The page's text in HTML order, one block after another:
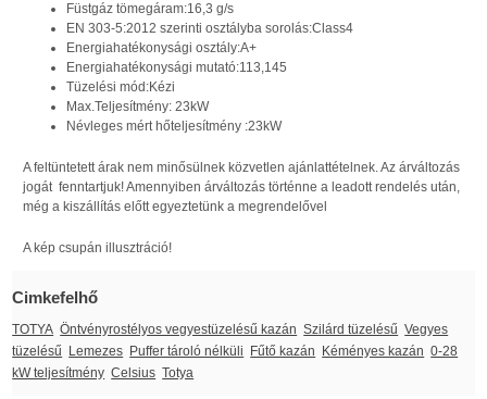
Füstgáz tömegáram:16,3 g/s
EN 303-5:2012 szerinti osztályba sorolás:Class4
Energiahatékonysági osztály:A+
Energiahatékonysági mutató:113,145
Tüzelési mód:Kézi
Max.Teljesítmény: 23kW
Névleges mért hőteljesítmény :23kW
A feltüntetett árak nem minősülnek közvetlen ajánlattételnek. Az árváltozás
jogát fenntartjuk! Amennyiben árváltozás történne a leadott rendelés után,
még a kiszállítás előtt egyeztetünk a megrendelővel
A kép csupán illusztráció!
Cimkefelhő
TOTYA Öntvényrostélyos vegyestüzelésű kazán Szilárd tüzelésű Vegyes
tüzelésű Lemezes Puffer tároló nélküli Fűtő kazán Kéményes kazán 0-28
kW teljesítmény Celsius Totya